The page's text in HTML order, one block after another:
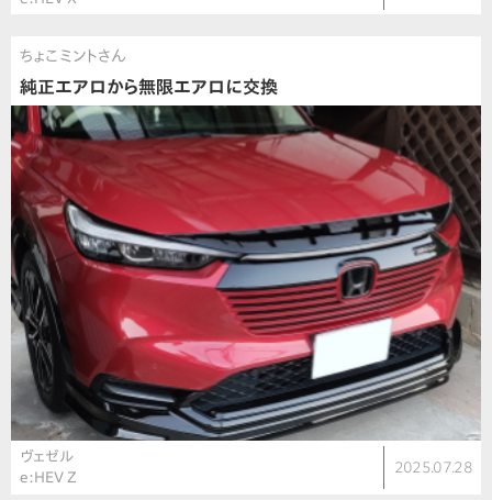
ちょこミントさん
純正エアロから無限エアロに交換
ヴェゼル
e:HEV Z
2025.07.28